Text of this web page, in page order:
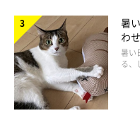
暑
わ
暑い
る、